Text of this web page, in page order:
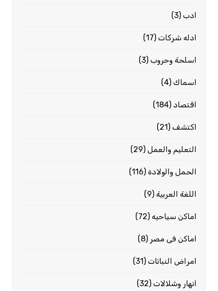
ادب(3)
ادله شركات(17)
اسلحة وحروب(3)
اسماك(4)
اقتصاد(184)
اكتشف(21)
التعليم والعمل(29)
الحمل والولادة(116)
اللغة العربية(9)
اماكن سياحيه(72)
اماكن فى مصر (8)
امراض النباتات(31)
انهار وشلالات(32)